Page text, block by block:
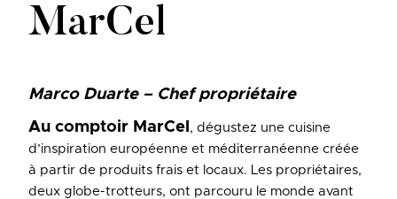
MarCel
Marco Duarte – Chef propriétaire
Au comptoir MarCel , dégustez une cuisine
d’inspiration européenne et méditerranéenne créée
à partir de produits frais et locaux. Les propriétaires,
deux globe-trotteurs, ont parcouru le monde avant